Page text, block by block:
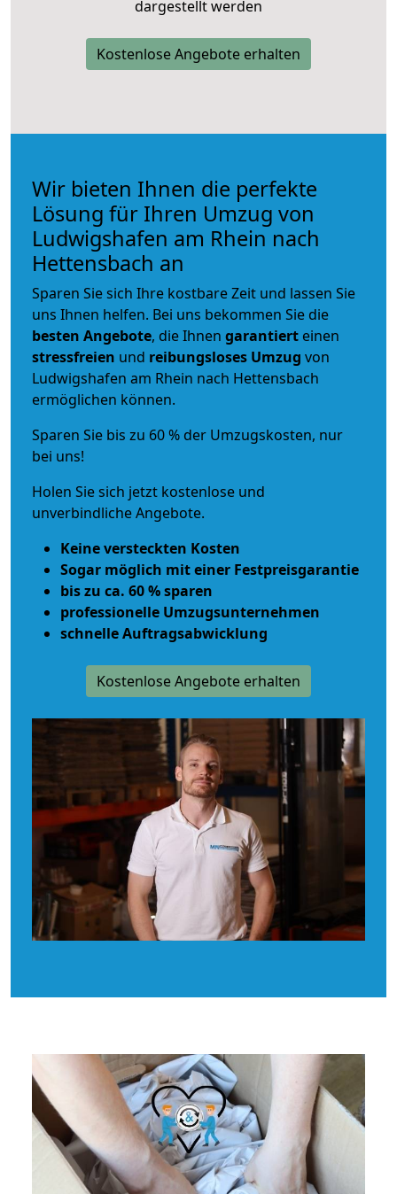
dargestellt werden
Kostenlose Angebote erhalten
Wir bieten Ihnen die perfekte
Lösung für Ihren Umzug von
Ludwigshafen am Rhein nach
Hettensbach an
Sparen Sie sich Ihre kostbare Zeit und lassen Sie
uns Ihnen helfen. Bei uns bekommen Sie die
besten Angebote, die Ihnen garantiert einen
stressfreien und reibungsloses Umzug von
Ludwigshafen am Rhein nach Hettensbach
ermöglichen können.
Sparen Sie bis zu 60 % der Umzugskosten, nur
bei uns!
Holen Sie sich jetzt kostenlose und
unverbindliche Angebote.
Keine versteckten Kosten
Sogar möglich mit einer Festpreisgarantie
bis zu ca. 60 % sparen
professionelle Umzugsunternehmen
schnelle Auftragsabwicklung
Kostenlose Angebote erhalten